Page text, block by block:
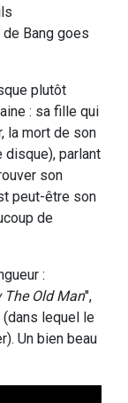
de Bang goes
plutôt
: sa fille qui
la mort de son
parlant
son
peut-être son
de
:
The Old Man",
(dans lequel le
Un bien beau